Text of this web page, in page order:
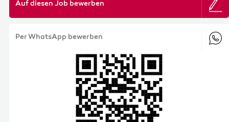
Auf diesen Job bewerben
Per WhatsApp bewerben